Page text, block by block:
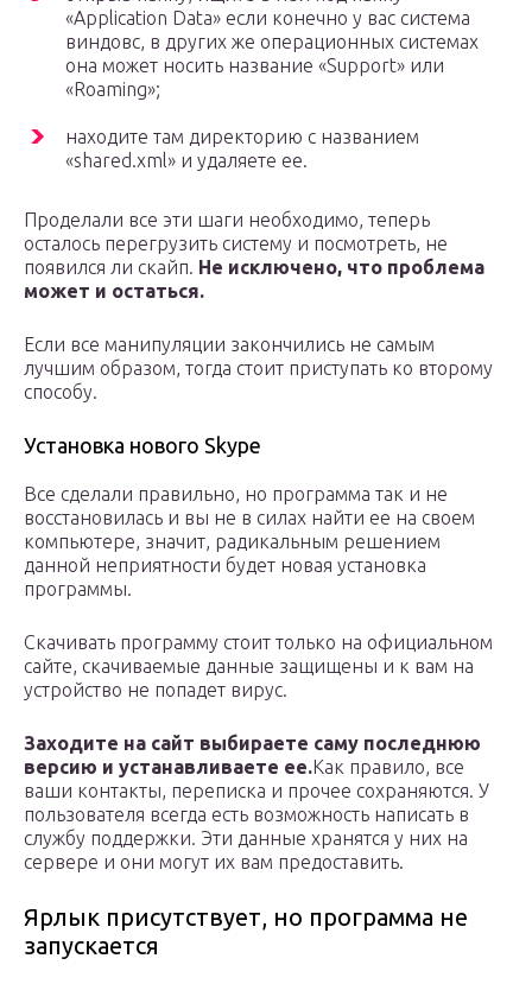
«Application Data» если конечно у вас система
виндовс, в других же операционных системах
она может носить название «Support» или
«Roaming»;
находите там директорию с названием
«shared.xml» и удаляете ее.
Проделали все эти шаги необходимо, теперь
осталось перегрузить систему и посмотреть, не
появился ли скайп. Не исключено, что проблема
может и остаться.
Если все манипуляции закончились не самым
лучшим образом, тогда стоит приступать ко второму
способу.
Установка нового Skype
Все сделали правильно, но программа так и не
восстановилась и вы не в силах найти ее на своем
компьютере, значит, радикальным решением
данной неприятности будет новая установка
программы.
Скачивать программу стоит только на официальном
сайте, скачиваемые данные защищены и к вам на
устройство не попадет вирус.
Заходите на сайт выбираете саму последнюю
версию и устанавливаете ее.Как правило, все
ваши контакты, переписка и прочее сохраняются. У
пользователя всегда есть возможность написать в
службу поддержки. Эти данные хранятся у них на
сервере и они могут их вам предоставить.
Ярлык присутствует, но программа не
запускается